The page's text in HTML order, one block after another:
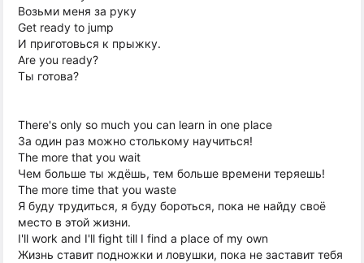
Возьми меня за руку
Get ready to jump
И приготовься к прыжку.
Are you ready?
Ты готова?
There's only so much you can learn in one place
За один раз можно столькому научиться!
The more that you wait
Чем больше ты ждёшь, тем больше времени теряешь!
The more time that you waste
Я буду трудиться, я буду бороться, пока не найду своё
место в этой жизни.
I'll work and I'll fight till I find a place of my own
Жизнь ставит подножки и ловушки, пока не заставит тебя